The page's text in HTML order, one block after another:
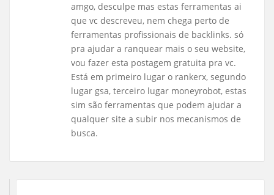
amgo, desculpe mas estas ferramentas ai
que vc descreveu, nem chega perto de
ferramentas profissionais de backlinks. só
pra ajudar a ranquear mais o seu website,
vou fazer esta postagem gratuita pra vc.
Está em primeiro lugar o rankerx, segundo
lugar gsa, terceiro lugar moneyrobot, estas
sim são ferramentas que podem ajudar a
qualquer site a subir nos mecanismos de
busca.